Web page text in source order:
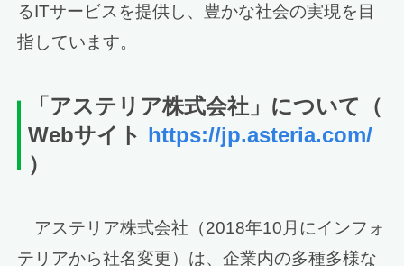
るITサービスを提供し、豊かな社会の実現を目
指しています。
「 アステリア株式会社」について
（
Webサイト https://jp.asteria.com/
）
アステリア株式会社（2018年10月にインフォ
テリアから社名変更）は、企業内の多種多様な